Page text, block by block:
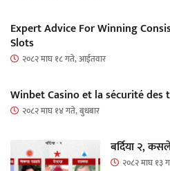
Expert Advice For Winning
Slots
२०८२ माघ १८ गते, आईतवार
Winbet Casino et la sécurité
२०८२ माघ १४ गते, बुधबार
बर्दिया २,
२०८२ माघ १३